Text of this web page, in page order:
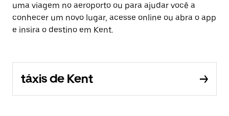
uma viagem no aeroporto ou para ajudar você a
conhecer um novo lugar, acesse online ou abra o app
e insira o destino em Kent.
táxis de Kent